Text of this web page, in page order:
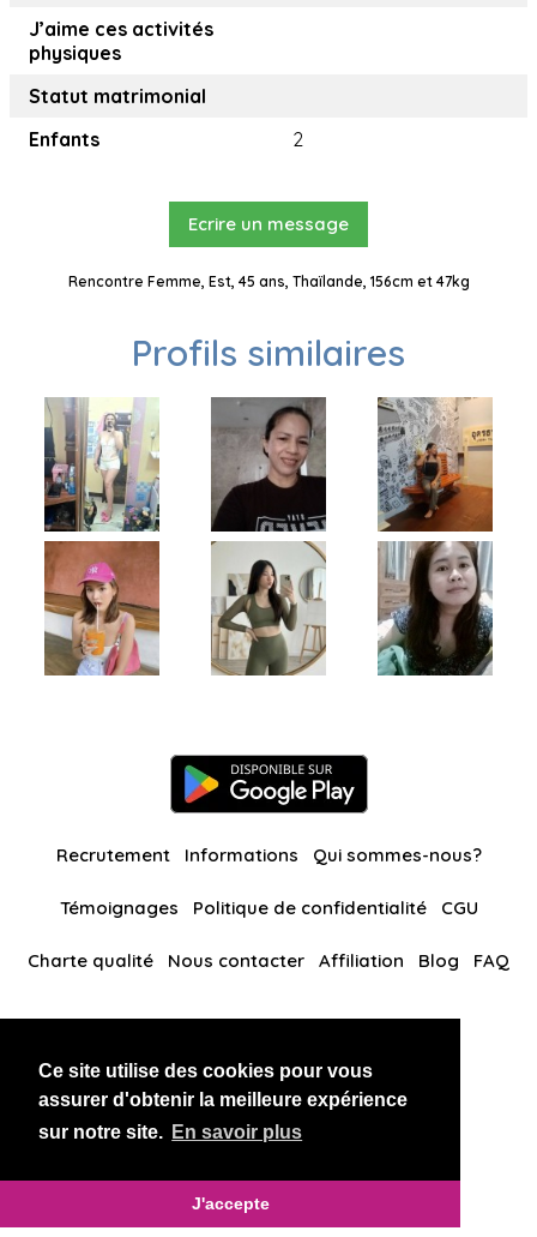
Ce site utilise des cookies pour vous
assurer d'obtenir la meilleure expérience
sur notre site. En savoir plus
J'accepte
J’aime ces activités
physiques
Statut matrimonial
Enfants
2
Ecrire un message
Rencontre Femme, Est, 45 ans, Thaïlande, 156cm et 47kg
Profils similaires
Recrutement Informations Qui sommes-nous?
Témoignages Politique de confidentialité CGU
Charte qualité Nous contacter Affiliation Blog FAQ
BlackAndBeauties RussianKisses